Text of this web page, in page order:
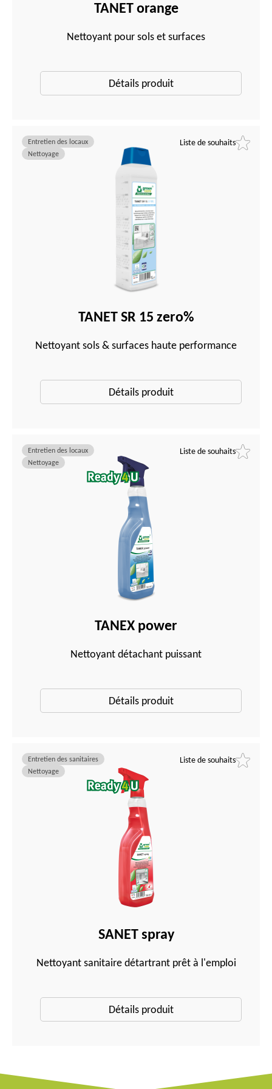
TANET orange
Nettoyant pour sols et surfaces
Détails produit
Liste de souhaits
TANET SR 15 zero%
Nettoyant sols & surfaces haute performance
Entretien des locaux
Nettoyage
Détails produit
Liste de souhaits
TANEX power
Nettoyant détachant puissant
Entretien des locaux
Nettoyage
Détails produit
Liste de souhaits
SANET spray
Nettoyant sanitaire détartrant prêt à l'emploi
Entretien des sanitaires
Nettoyage
Détails produit